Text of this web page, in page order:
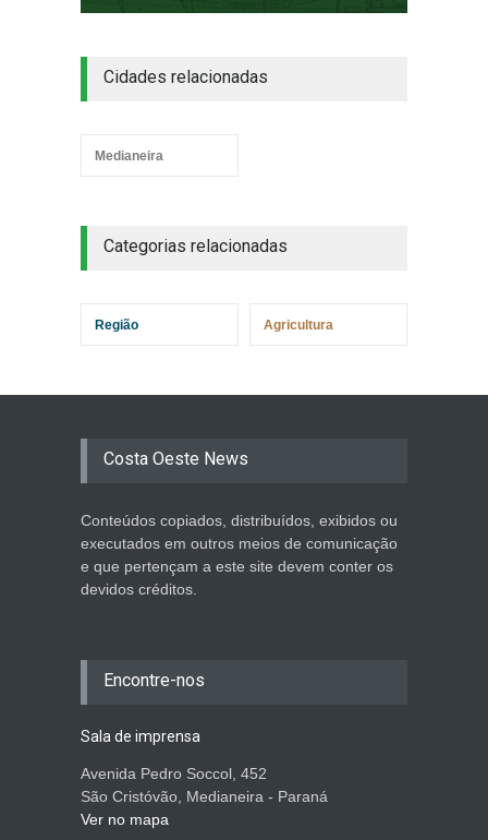
Cidades relacionadas
Medianeira
Categorias relacionadas
Região Agricultura
Costa Oeste News
Conteúdos copiados, distribuídos, exibidos ou
executados em outros meios de comunicação
e que pertençam a este site devem conter os
devidos créditos.
Encontre-nos
Sala de imprensa
Avenida Pedro Soccol, 452
São Cristóvão, Medianeira - Paraná
Ver no mapa